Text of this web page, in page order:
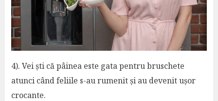
4). Vei ști că pâinea este gata pentru bruschete
atunci când feliile s-au rumenit și au devenit ușor
crocante.